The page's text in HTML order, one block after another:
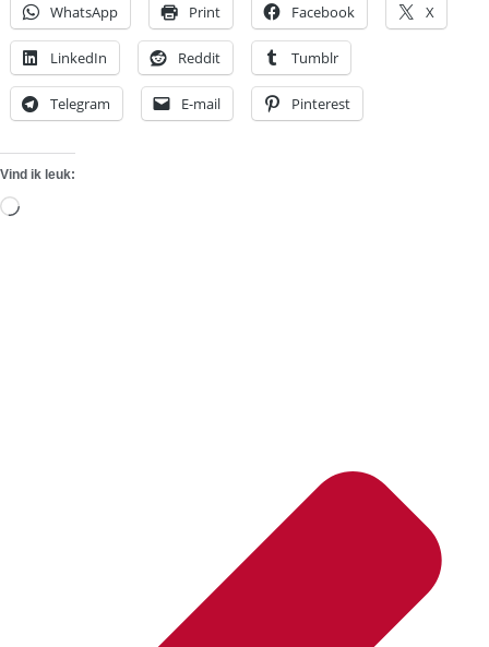
WhatsApp Print Facebook X
LinkedIn Reddit Tumblr
Telegram E-mail Pinterest
Vind ik leuk:
Aan